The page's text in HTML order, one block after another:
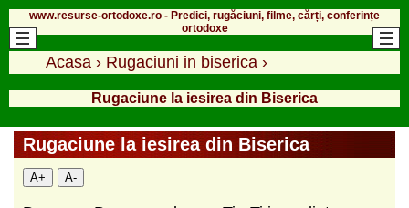
www.resurse-ortodoxe.ro - Predici, rugăciuni, filme, cărți, conferințe
ortodoxe
Acasa › Rugaciuni in biserica ›
Rugaciune la iesirea din Biserica
Rugaciune la iesirea din Biserica
A+ A-